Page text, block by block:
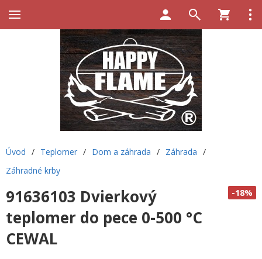
Úvod / Teplomer / Dom a záhrada / Záhrada /
Záhradné krby
-18%
91636103 Dvierkový
teplomer do pece 0-500 °C
CEWAL